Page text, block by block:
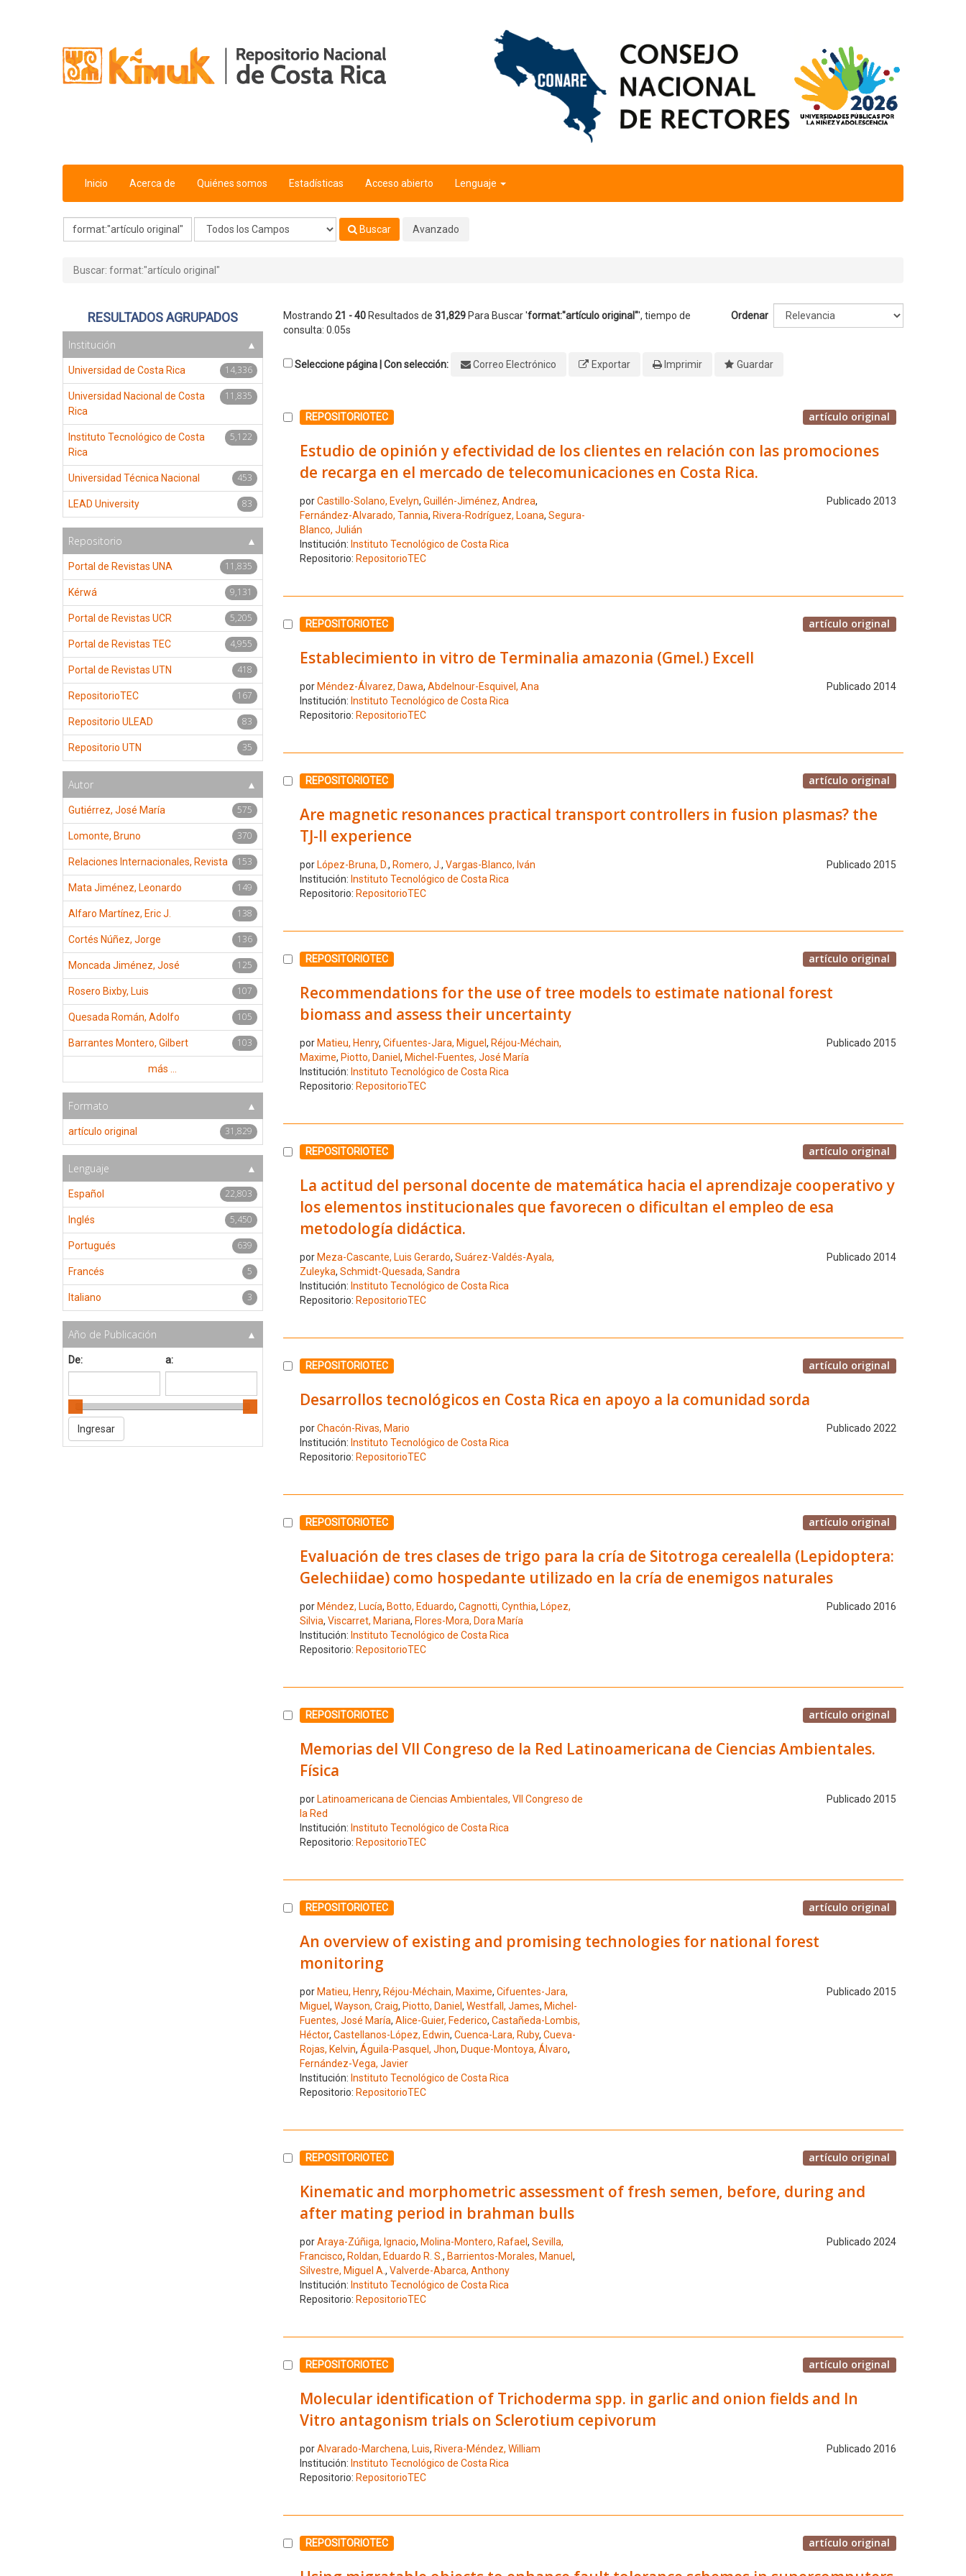
Inicio Acerca de Quiénes somos Estadísticas Acceso abierto Lenguaje
Buscar Avanzado
Buscar: format:"artículo original"
Mostrando 21 - 40Resultados de 31,829Para Buscar 'format:"artículo original"', tiempo de
consulta: 0.05s
Ordenar
Seleccione página | Con selección: Correo Electrónico Exportar Imprimir Guardar
Seleccione el número de resultado 21
REPOSITORIOTEC artículo original
Estudio de opinión y efectividad de los clientes en relación con las promociones
de recarga en el mercado de telecomunicaciones en Costa Rica.
porCastillo-Solano, Evelyn, Guillén-Jiménez, Andrea,
Fernández-Alvarado, Tannia, Rivera-Rodríguez, Loana, Segura-
Blanco, Julián
Publicado 2013
Institución: Instituto Tecnológico de Costa Rica
Repositorio: RepositorioTEC
Seleccione el número de resultado 22
REPOSITORIOTEC artículo original
Establecimiento in vitro de Terminalia amazonia (Gmel.) Excell
por Méndez-Álvarez, Dawa, Abdelnour-Esquivel, Ana
Publicado 2014
Institución: Instituto Tecnológico de Costa Rica
Repositorio: RepositorioTEC
Seleccione el número de resultado 23
REPOSITORIOTEC artículo original
Are magnetic resonances practical transport controllers in fusion plasmas? the
TJ-II experience
por López-Bruna, D., Romero, J., Vargas-Blanco, Iván
Publicado 2015
Institución: Instituto Tecnológico de Costa Rica
Repositorio: RepositorioTEC
Seleccione el número de resultado 24
REPOSITORIOTEC artículo original
Recommendations for the use of tree models to estimate national forest
biomass and assess their uncertainty
por Matieu, Henry, Cifuentes-Jara, Miguel , Réjou-Méchain,
Maxime, Piotto, Daniel , Michel-Fuentes, José María
Publicado 2015
Institución: Instituto Tecnológico de Costa Rica
Repositorio: RepositorioTEC
Seleccione el número de resultado 25
REPOSITORIOTEC artículo original
La actitud del personal docente de matemática hacia el aprendizaje cooperativo y
los elementos institucionales que favorecen o dificultan el empleo de esa
metodología didáctica.
por Meza-Cascante, Luis Gerardo, Suárez-Valdés-Ayala,
Zuleyka, Schmidt-Quesada, Sandra
Publicado 2014
Institución: Instituto Tecnológico de Costa Rica
Repositorio: RepositorioTEC
Seleccione el número de resultado 26
REPOSITORIOTEC artículo original
Desarrollos tecnológicos en Costa Rica en apoyo a la comunidad sorda
porChacón-Rivas, Mario
Publicado 2022
Institución: Instituto Tecnológico de Costa Rica
Repositorio: RepositorioTEC
Seleccione el número de resultado 27
REPOSITORIOTEC artículo original
Evaluación de tres clases de trigo para la cría de Sitotroga cerealella (Lepidoptera:
Gelechiidae) como hospedante utilizado en la cría de enemigos naturales
por Méndez, Lucía, Botto, Eduardo, Cagnotti, Cynthia, López,
Silvia, Viscarret, Mariana, Flores-Mora, Dora María
Publicado 2016
Institución: Instituto Tecnológico de Costa Rica
Repositorio: RepositorioTEC
Seleccione el número de resultado 28
REPOSITORIOTEC artículo original
Memorias del VII Congreso de la Red Latinoamericana de Ciencias Ambientales.
Física
por Latinoamericana de Ciencias Ambientales, VII Congreso de
la Red
Publicado 2015
Institución: Instituto Tecnológico de Costa Rica
Repositorio: RepositorioTEC
Seleccione el número de resultado 29
REPOSITORIOTEC artículo original
An overview of existing and promising technologies for national forest
monitoring
por Matieu, Henry, Réjou-Méchain, Maxime, Cifuentes-Jara,
Miguel , Wayson, Craig, Piotto, Daniel , Westfall, James, Michel-
Fuentes, José María, Alice-Guier, Federico, Castañeda-Lombis,
Héctor, Castellanos-López, Edwin, Cuenca-Lara, Ruby, Cueva-
Rojas, Kelvin, Águila-Pasquel, Jhon, Duque-Montoya, Álvaro,
Fernández-Vega, Javier
Publicado 2015
Institución: Instituto Tecnológico de Costa Rica
Repositorio: RepositorioTEC
Seleccione el número de resultado 30
REPOSITORIOTEC artículo original
Kinematic and morphometric assessment of fresh semen, before, during and
after mating period in brahman bulls
porAraya-Zúñiga, Ignacio, Molina-Montero, Rafael , Sevilla,
Francisco, Roldan, Eduardo R. S., Barrientos-Morales, Manuel ,
Silvestre, Miguel A., Valverde-Abarca, Anthony
Publicado 2024
Institución: Instituto Tecnológico de Costa Rica
Repositorio: RepositorioTEC
Seleccione el número de resultado 31
REPOSITORIOTEC artículo original
Molecular identification of Trichoderma spp. in garlic and onion fields and In
Vitro antagonism trials on Sclerotium cepivorum
porAlvarado-Marchena, Luis, Rivera-Méndez, William
Publicado 2016
Institución: Instituto Tecnológico de Costa Rica
Repositorio: RepositorioTEC
Seleccione el número de resultado 32
REPOSITORIOTEC artículo original
RESULTADOS AGRUPADOS
Institución
Universidad de Costa Rica 14,336
Universidad Nacional de Costa
Rica
11,835
Instituto Tecnológico de Costa
Rica
5,122
Universidad Técnica Nacional 453
LEAD University 83
Repositorio
Portal de Revistas UNA 11,835
Kérwá 9,131
Portal de Revistas UCR 5,205
Portal de Revistas TEC 4,955
Portal de Revistas UTN 418
RepositorioTEC 167
Repositorio ULEAD 83
Repositorio UTN 35
Autor
Gutiérrez, José María 575
Lomonte, Bruno 370
Relaciones Internacionales, Revista 153
Mata Jiménez, Leonardo 149
Alfaro Martínez, Eric J. 138
Cortés Núñez, Jorge 136
Moncada Jiménez, José 125
Rosero Bixby, Luis 107
Quesada Román, Adolfo 105
Barrantes Montero, Gilbert 103
más ...
Formato
artículo original 31,829
Lenguaje
Español 22,803
Inglés 5,450
Portugués 639
Francés 5
Italiano 3
Año de Publicación
De: a: